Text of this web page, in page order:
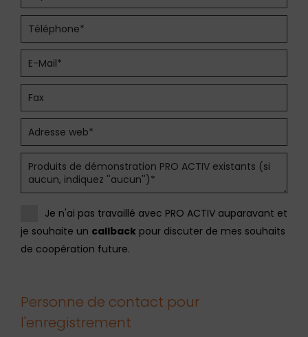
Je n'ai pas travaillé avec PRO ACTIV auparavant et
je souhaite un callback pour discuter de mes souhaits
de coopération future.
Personne de contact pour
l'enregistrement